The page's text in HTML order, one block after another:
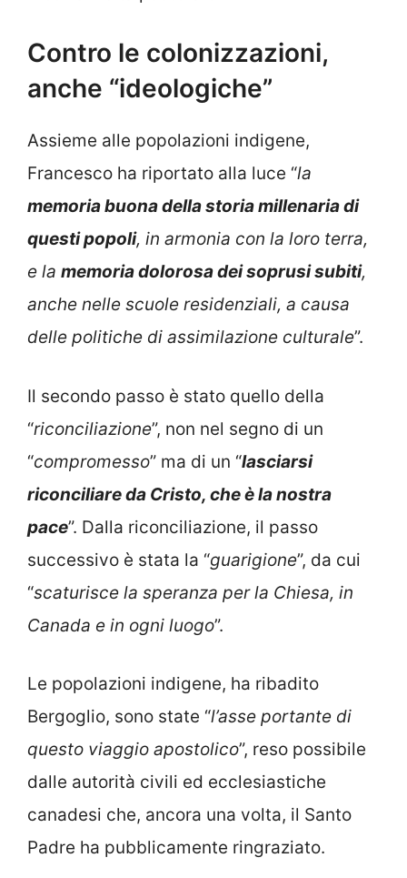
Contro le colonizzazioni,
anche “ideologiche”
Assieme alle popolazioni indigene,
Francesco ha riportato alla luce “la
memoria buona della storia millenaria di
questi popoli, in armonia con la loro terra,
e la memoria dolorosa dei soprusi subiti,
anche nelle scuole residenziali, a causa
delle politiche di assimilazione culturale”.
Il secondo passo è stato quello della
“riconciliazione”, non nel segno di un
“compromesso” ma di un “lasciarsi
riconciliare da Cristo, che è la nostra
pace”. Dalla riconciliazione, il passo
successivo è stata la “guarigione”, da cui
“scaturisce la speranza per la Chiesa, in
Canada e in ogni luogo”.
Le popolazioni indigene, ha ribadito
Bergoglio, sono state “l’asse portante di
questo viaggio apostolico”, reso possibile
dalle autorità civili ed ecclesiastiche
canadesi che, ancora una volta, il Santo
Padre ha pubblicamente ringraziato.